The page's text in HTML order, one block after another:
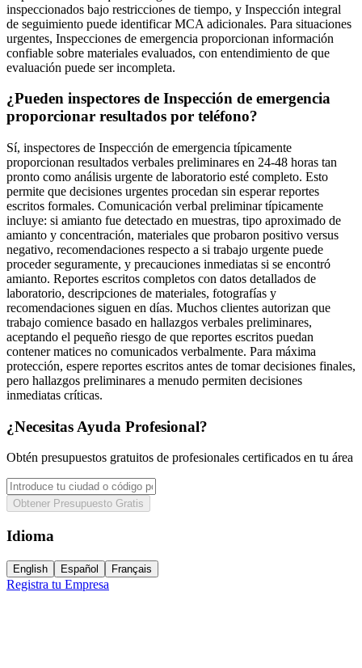
inspeccionados bajo restricciones de tiempo, y Inspección integral
de seguimiento puede identificar MCA adicionales. Para situaciones
urgentes, Inspecciones de emergencia proporcionan información
confiable sobre materiales evaluados, con entendimiento de que
evaluación puede ser incompleta.
¿Pueden inspectores de Inspección de emergencia
proporcionar resultados por teléfono?
Sí, inspectores de Inspección de emergencia típicamente
proporcionan resultados verbales preliminares en 24-48 horas tan
pronto como análisis urgente de laboratorio esté completo. Esto
permite que decisiones urgentes procedan sin esperar reportes
escritos formales. Comunicación verbal preliminar típicamente
incluye: si amianto fue detectado en muestras, tipo aproximado de
amianto y concentración, materiales que probaron positivo versus
negativo, recomendaciones respecto a si trabajo urgente puede
proceder seguramente, y precauciones inmediatas si se encontró
amianto. Reportes escritos completos con datos detallados de
laboratorio, descripciones de materiales, fotografías y
recomendaciones siguen en días. Muchos clientes autorizan que
trabajo comience basado en hallazgos verbales preliminares,
aceptando el pequeño riesgo de que reportes escritos puedan
contener matices no comunicados verbalmente. Para máxima
protección, espere reportes escritos antes de tomar decisiones finales,
pero hallazgos preliminares a menudo permiten decisiones
inmediatas críticas.
¿Necesitas Ayuda Profesional?
Obtén presupuestos gratuitos de profesionales certificados en tu área
Obtener Presupuesto Gratis
Idioma
English Español Français
Registra tu Empresa